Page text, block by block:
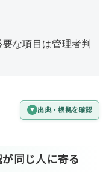
な項目は管理者判
出典・根拠を確認
同じ人に寄る